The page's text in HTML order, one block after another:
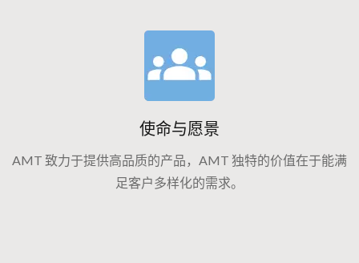
使命与愿景
AMT 致力于提供高品质的产品，AMT 独特的价值在于能满
足客户多样化的需求。